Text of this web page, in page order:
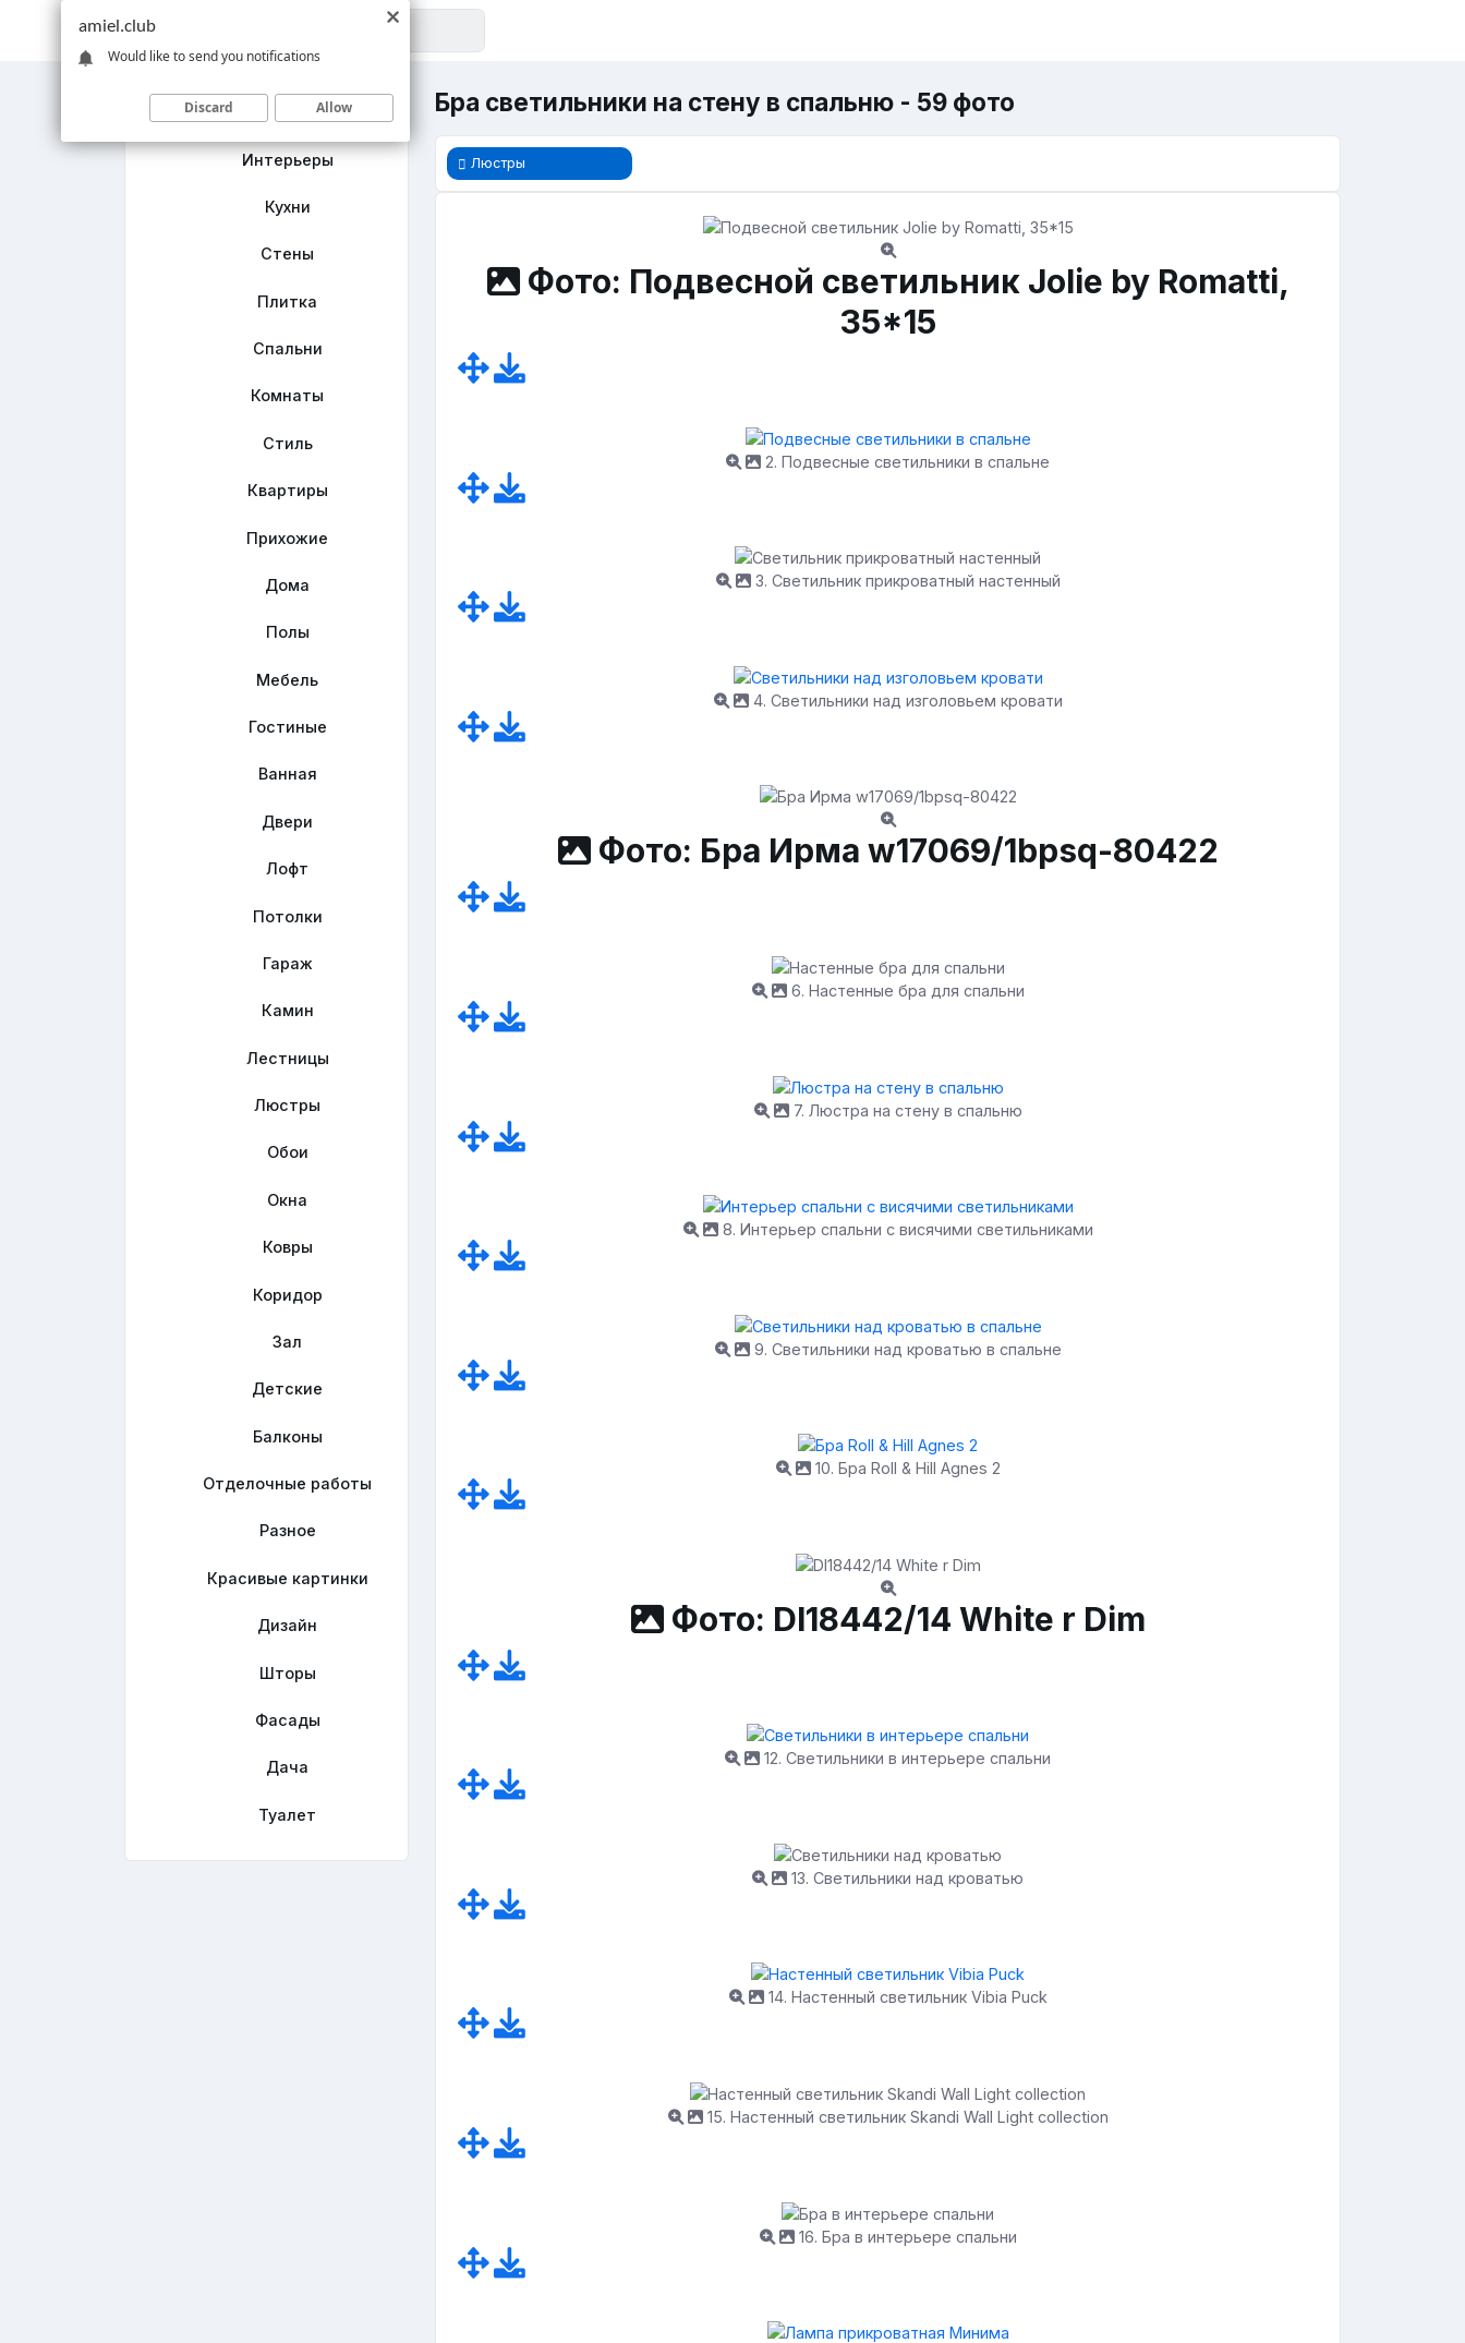
Главная
Интерьеры
Кухни
Стены
Плитка
Спальни
Комнаты
Стиль
Квартиры
Прихожие
Дома
Полы
Мебель
Гостиные
Ванная
Двери
Лофт
Потолки
Гараж
Камин
Лестницы
Люстры
Обои
Окна
Ковры
Коридор
Зал
Детские
Балконы
Отделочные работы
Разное
Красивые картинки
Дизайн
Шторы
Фасады
Дача
Туалет
Бра светильники на стену в спальню - 59 фото
Люстры
Фото: Подвесной светильник Jolie by Romatti,
35*15
2. Подвесные светильники в спальне
3. Светильник прикроватный настенный
4. Светильники над изголовьем кровати
Фото: Бра Ирма w17069/1bpsq-80422
6. Настенные бра для спальни
7. Люстра на стену в спальню
8. Интерьер спальни с висячими светильниками
9. Светильники над кроватью в спальне
10. Бра Roll & Hill Agnes 2
Фото: Dl18442/14 White r Dim
12. Светильники в интерьере спальни
13. Светильники над кроватью
14. Настенный светильник Vibia Puck
15. Настенный светильник Skandi Wall Light collection
16. Бра в интерьере спальни
amiel.club
Would like to send you notifications
Discard Allow